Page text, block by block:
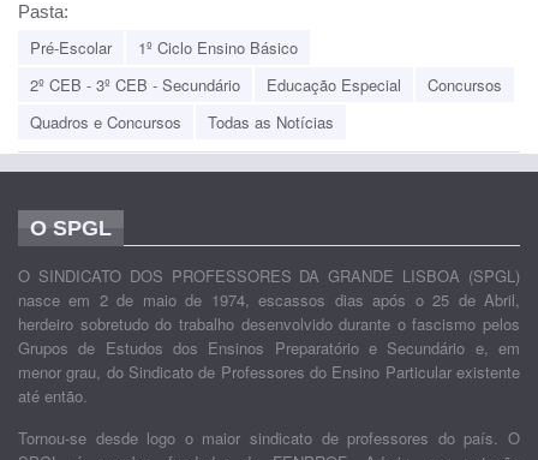
Pasta:
Pré-Escolar
1º Ciclo Ensino Básico
2º CEB - 3º CEB - Secundário
Educação Especial
Concursos
Quadros e Concursos
Todas as Notícias
O SPGL
O SINDICATO DOS PROFESSORES DA GRANDE LISBOA (SPGL)
nasce em 2 de maio de 1974, escassos dias após o 25 de Abril,
herdeiro sobretudo do trabalho desenvolvido durante o fascismo pelos
Grupos de Estudos dos Ensinos Preparatório e Secundário e, em
menor grau, do Sindicato de Professores do Ensino Particular existente
até então.
Tornou-se desde logo o maior sindicato de professores do país. O